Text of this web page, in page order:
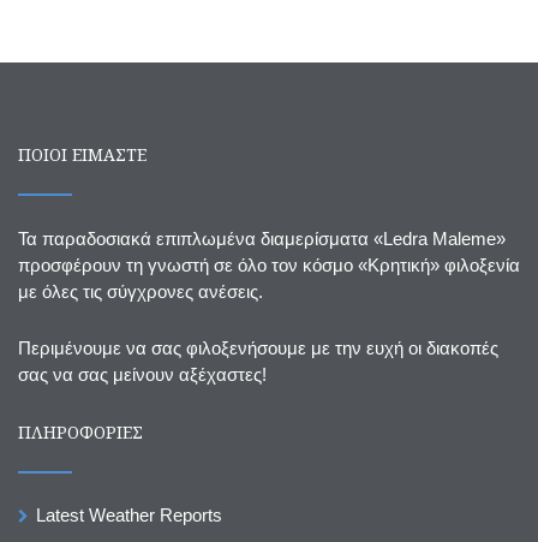
ΠΟΙΟΙ ΕΙΜΑΣΤΕ
Τα παραδοσιακά επιπλωμένα διαμερίσματα «Ledra Maleme»
προσφέρουν τη γνωστή σε όλο τον κόσμο «Κρητική» φιλοξενία
με όλες τις σύγχρονες ανέσεις.
Περιμένουμε να σας φιλοξενήσουμε με την ευχή οι διακοπές
σας να σας μείνουν αξέχαστες!
ΠΛΗΡΟΦΟΡΙΕΣ
Latest Weather Reports